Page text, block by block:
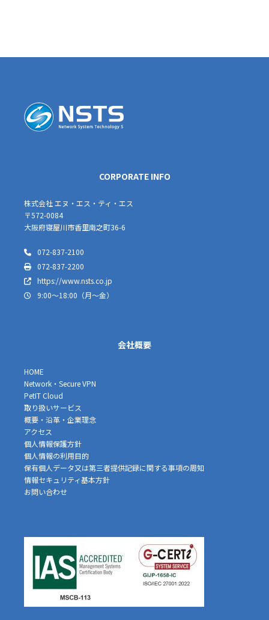
CORPORATE INFO
株式会社 エヌ・エス・ティ・エス
〒572-0084
大阪府寝屋川市香里南之町36-6
072-837-2100
072-837-2200
https://www.nsts.co.jp
9:00～18:00（月～金）
会社概要
HOME
Network・Secure VPN
PetIT Cloud
取り扱いサービス
概要・沿革・企業理念
アクセス
個人情報保護方針
個人情報の利用目的
保有個人データ又は第三者提供記録に関する事項の周知
情報セキュリティ基本方針
お問い合わせ